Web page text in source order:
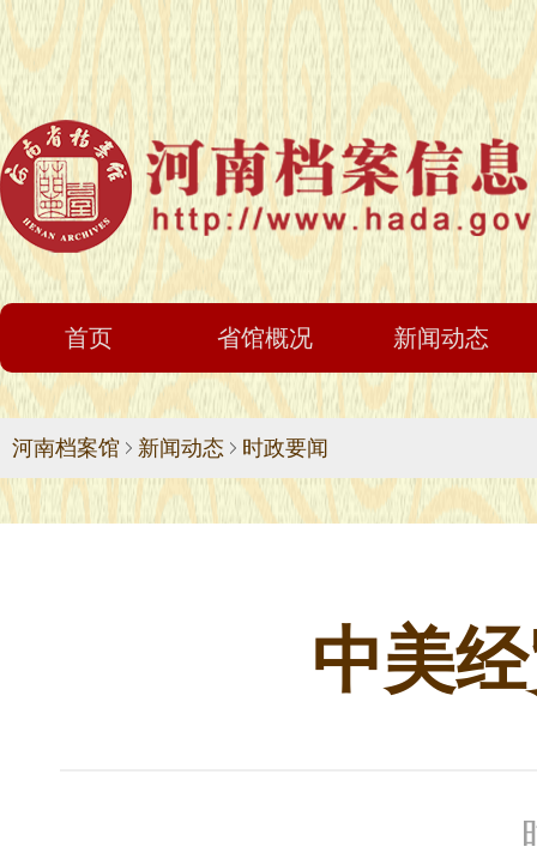
首页 省馆概况 新闻动态
河南档案馆 新闻动态 时政要闻
中美